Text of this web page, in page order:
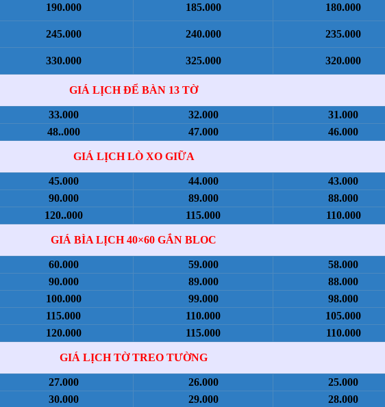
190.000 185.000 180.000
245.000 240.000 235.000
330.000 325.000 320.000
GIÁ LỊCH ĐỂ BÀN 13 TỜ
33.000 32.000 31.000
48..000 47.000 46.000
GIÁ LỊCH LÒ XO GIỮA
45.000 44.000 43.000
90.000 89.000 88.000
120..000 115.000 110.000
GIÁ BÌA LỊCH 40×60 GẮN BLOC
60.000 59.000 58.000
90.000 89.000 88.000
100.000 99.000 98.000
115.000 110.000 105.000
120.000 115.000 110.000
GIÁ LỊCH TỜ TREO TƯỜNG
27.000 26.000 25.000
30.000 29.000 28.000